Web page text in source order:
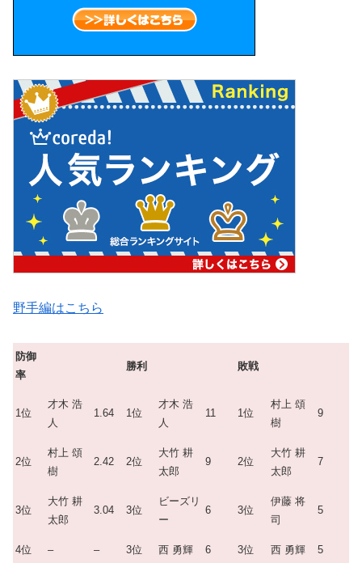
野手編はこちら
防御
率
勝利 敗戦
1位
才木 浩
人
1.64 1位
才木 浩
人
11 1位
村上 頌
樹
9
2位
村上 頌
樹
2.42 2位
大竹 耕
太郎
9 2位
大竹 耕
太郎
7
3位
大竹 耕
太郎
3.04 3位
ビーズリ
ー
6 3位
伊藤 将
司
5
4位 – – 3位 西 勇輝 6 3位 西 勇輝 5